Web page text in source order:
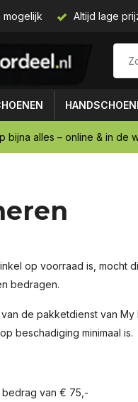
mogelijk Altijd lage
bijna alles – online & in de
op voorraad is, mocht
bedragen.
de pakketdienst van My
beschadiging minimaal is.
van € 75,-